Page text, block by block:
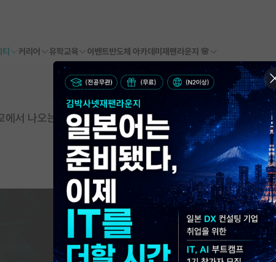
커리어 유학교육 이벤트반도체 아카데미 재팬라운지 🌸
에서 나오는 거죠?
스크랩